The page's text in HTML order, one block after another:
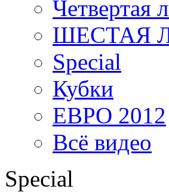
Четвертая
ШЕСТАЯ
Special
Кубки
ЕВРО 2012
Всё видео
Special